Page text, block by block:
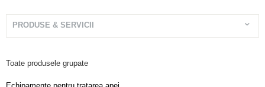
PRODUSE & SERVICII
Toate produsele grupate